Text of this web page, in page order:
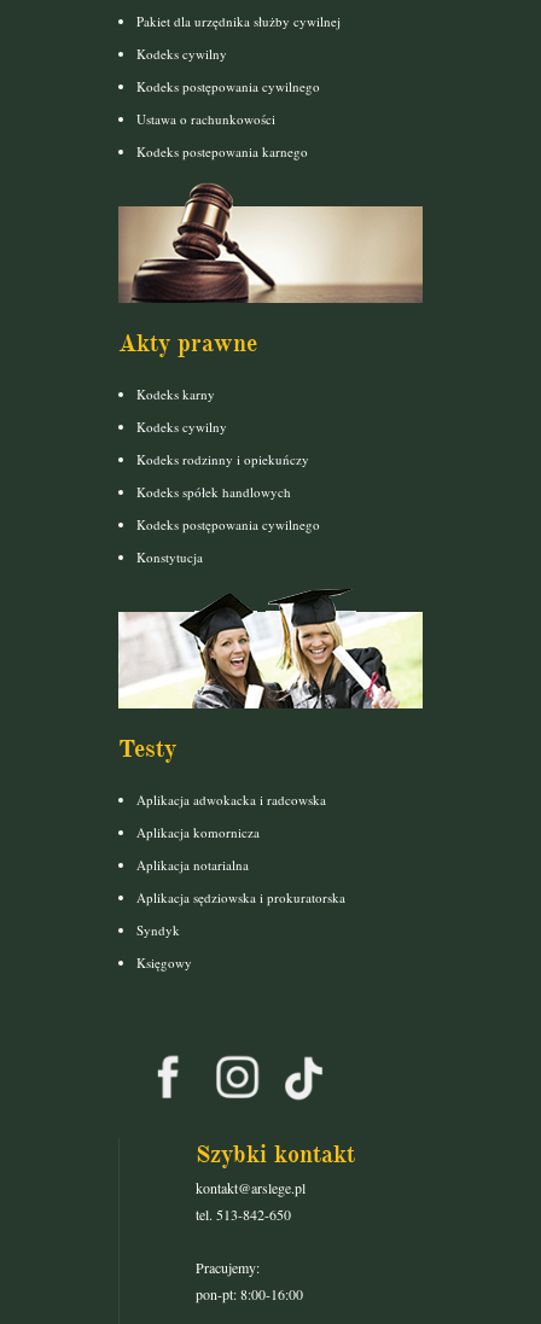
Pakiet dla urzędnika służby cywilnej
Kodeks cywilny
Kodeks postępowania cywilnego
Ustawa o rachunkowości
Kodeks postepowania karnego
Akty prawne
Kodeks karny
Kodeks cywilny
Kodeks rodzinny i opiekuńczy
Kodeks spółek handlowych
Kodeks postępowania cywilnego
Konstytucja
Testy
Aplikacja adwokacka i radcowska
Aplikacja komornicza
Aplikacja notarialna
Aplikacja sędziowska i prokuratorska
Syndyk
Księgowy
Szybki kontakt
kontakt@arslege.pl
tel. 513-842-650
Pracujemy:
pon-pt: 8:00-16:00